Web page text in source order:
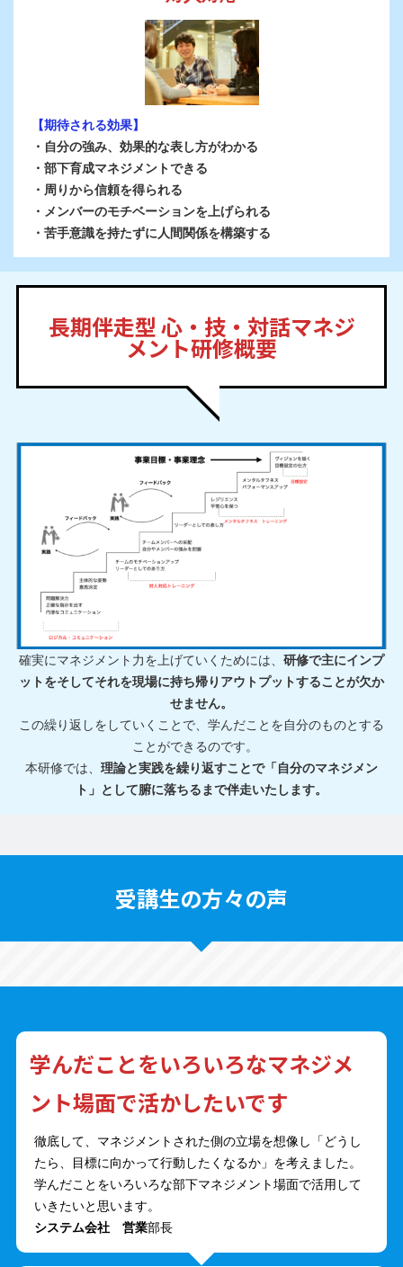
【期待される効果】
・自分の強み、効果的な表し方がわかる
・部下育成マネジメントできる
・周りから信頼を得られる
・メンバーのモチベーションを上げられる
・苦手意識を持たずに人間関係を構築する
長期伴走型 心・技・対話マネジ
メント研修概要
確実にマネジメント力を上げていくためには、 研修で主にインプ
ットをそしてそれを現場に持ち帰りアウトプットすることが欠か
せません。
この繰り返しをしていくことで、学んだことを自分のものとする
ことができるのです。
本研修では、 理論と実践を繰り返すことで「自分のマネジメン
ト」として腑に落ちるまで伴走いたします。
受講生の方々の声
学んだことをいろいろなマネジメ
ント場面で活かしたいです
徹底して、マネジメントされた側の立場を想像し「どうし
たら、目標に向かって行動したくなるか」を考えました。
学んだことをいろいろな部下マネジメント場面で活用して
いきたいと思います。
システム会社 営業部長